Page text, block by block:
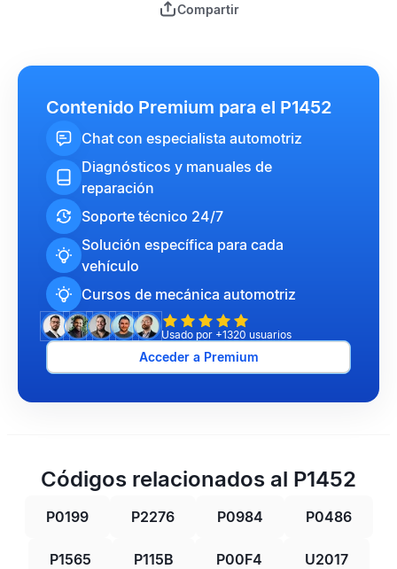
Compartir
Contenido Premium para el P1452
Chat con especialista automotriz
Diagnósticos y manuales de
reparación
Soporte técnico 24/7
Solución específica para cada
vehículo
Cursos de mecánica automotriz
Usado por +1320 usuarios
Acceder a Premium
Códigos relacionados al P1452
P0199 P2276 P0984 P0486
P1565 P115B P00F4 U2017